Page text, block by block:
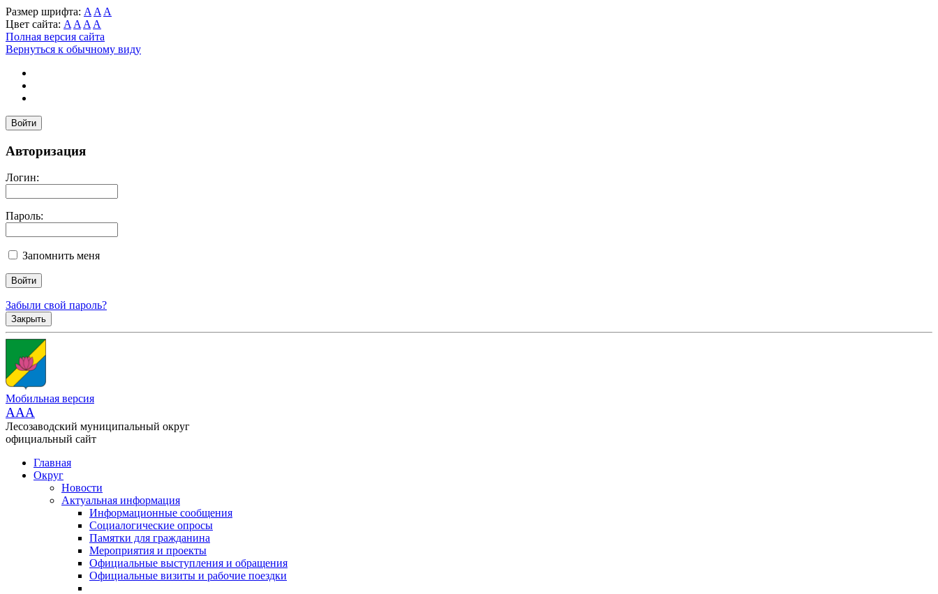
Размер шрифта: A A A
Цвет сайта: A A A A
Полная версия сайта
Вернуться к обычному виду
Войти
Авторизация
Логин:
Пароль:
Запомнить меня
Забыли свой пароль?
Закрыть
Мобильная версия
AAA
Лесозаводский муниципальный округ
официальный сайт
Главная
Округ
Новости
Актуальная информация
Информационные сообщения
Социалогические опросы
Памятки для гражданина
Мероприятия и проекты
Официальные выступления и обращения
Официальные визиты и рабочие поездки